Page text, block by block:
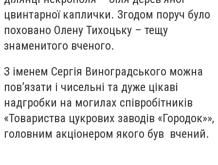
цвинтарної каплички. Згодом поруч було
поховано Олену Тихоцьку – тещу
знаменитого вченого.
З іменем Сергія Виноградського можна
пов’язати і чисельні та дуже цікаві
надгробки на могилах співробітників
«Товариства цукрових заводів «Городок»»,
головним акціонером якого був вчений.